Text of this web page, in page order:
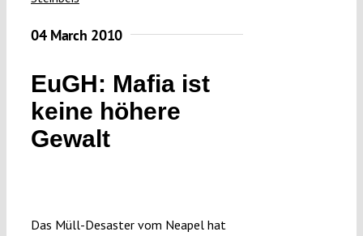
Verfassungs
Verfassungs
editorial
04 March 2010
EuGH: Mafia ist
keine höhere
Gewalt
Das Müll-Desaster vom Neapel hat